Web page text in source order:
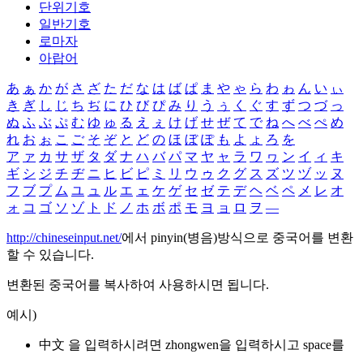
단위기호
일반기호
로마자
아랍어
あ ぁ か が さ ざ た だ な は ば ぱ ま や ゃ ら わ ゎ ん い ぃ
き ぎ し じ ち ぢ に ひ び ぴ み り う ぅ く ぐ す ず つ づ っ
ぬ ふ ぶ ぷ む ゆ ゅ る え ぇ け げ せ ぜ て で ね へ べ ぺ め
れ お ぉ こ ご そ ぞ と ど の ほ ぼ ぽ も よ ょ ろ を
ア ァ カ サ ザ タ ダ ナ ハ バ パ マ ヤ ャ ラ ワ ヮ ン イ ィ キ
ギ シ ジ チ ヂ ニ ヒ ビ ピ ミ リ ウ ゥ ク グ ス ズ ツ ヅ ッ ヌ
フ ブ プ ム ユ ュ ル エ ェ ケ ゲ セ ゼ テ デ ヘ ベ ペ メ レ オ
ォ コ ゴ ソ ゾ ト ド ノ ホ ボ ポ モ ヨ ョ ロ ヲ ―
http://chineseinput.net/에서 pinyin(병음)방식으로 중국어를 변환
할 수 있습니다.
변환된 중국어를 복사하여 사용하시면 됩니다.
예시)
中文 을 입력하시려면 zhongwen을 입력하시고 space를